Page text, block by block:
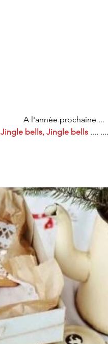
A l'année prochaine ...
Jingle bells, Jingle bells ....